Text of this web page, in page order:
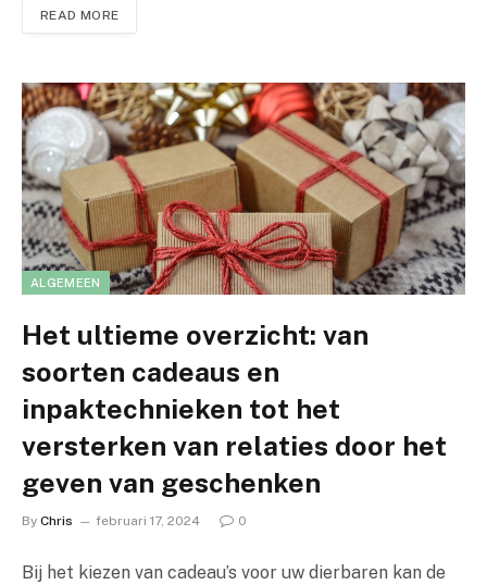
READ MORE
ALGEMEEN
Het ultieme overzicht: van
soorten cadeaus en
inpaktechnieken tot het
versterken van relaties door het
geven van geschenken
By Chris februari 17, 2024 0
Bij het kiezen van cadeau’s voor uw dierbaren kan de